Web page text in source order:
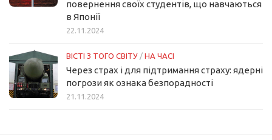
повернення своїх студентів, що навчаються
в Японії
22.11.2024
ВІСТІ З ТОГО СВІТУ / НА ЧАСІ
Через страх і для підтримання страху: ядерні
погрози як ознака безпорадності
21.11.2024